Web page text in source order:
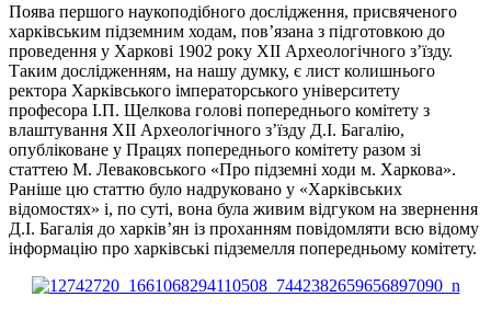
Поява першого наукоподібного дослідження, присвяченого
харківським підземним ходам, пов’язана з підготовкою до
проведення у Харкові 1902 року XII Археологічного з’їзду.
Таким дослідженням, на нашу думку, є лист колишнього
ректора Харківського імператорського університету
професора І.П. Щелкова голові попереднього комітету з
влаштування XII Археологічного з’їзду Д.І. Багалію,
опубліковане у Працях попереднього комітету разом зі
статтею М. Леваковського «Про підземні ходи м. Харкова».
Раніше цю статтю було надруковано у «Харківських
відомостях» і, по суті, вона була живим відгуком на звернення
Д.І. Багалія до харків’ян із проханням повідомляти всю відому
інформацію про харківські підземелля попередньому комітету.